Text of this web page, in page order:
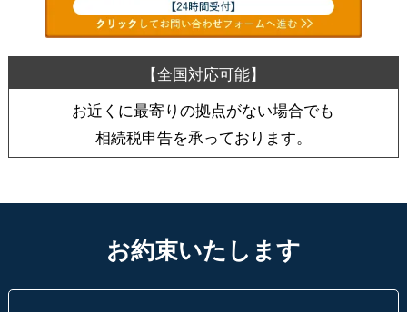
お近くに最寄りの拠点がない場合でも
相続税申告を承っております。
お約束いたします